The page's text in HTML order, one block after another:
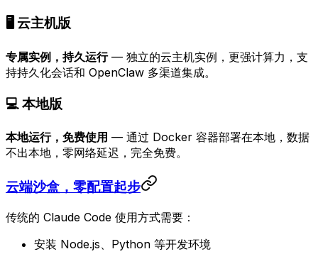
🖥️ 云主机版
专属实例，持久运行— 独立的云主机实例，更强计算力，支
持持久化会话和 OpenClaw 多渠道集成。
💻 本地版
本地运行，免费使用 — 通过 Docker 容器部署在本地，数据
不出本地，零网络延迟，完全免费。
云端沙盒，零配置起步
传统的 Claude Code 使用方式需要：
安装 Node.js、Python 等开发环境